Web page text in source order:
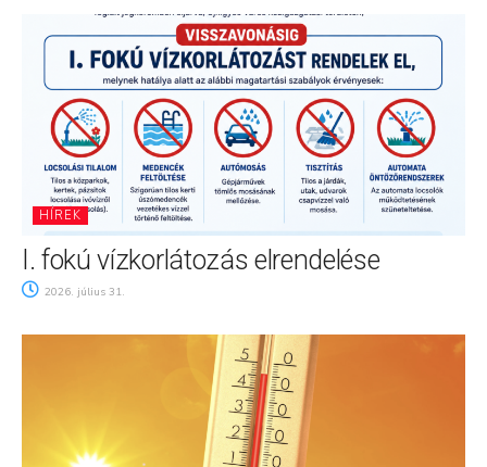
HÍREK
I. fokú vízkorlátozás elrendelése
2026. július 31.